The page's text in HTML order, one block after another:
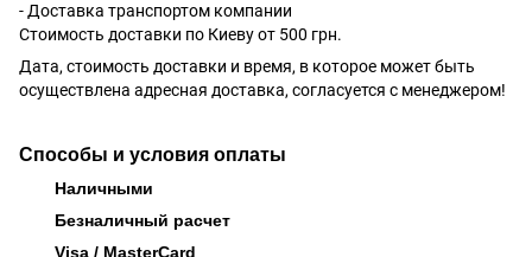
- Доставка транспортом компании
Стоимость доставки по Киеву от 500 грн.
Дата, стоимость доставки и время, в которое может быть
осуществлена адресная доставка, согласуется с менеджером!
Способы и условия оплаты
Наличными
Безналичный расчет
Visa / MasterCard